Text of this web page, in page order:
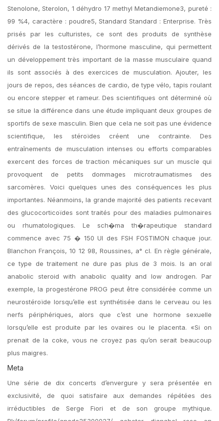
Stenolone, Sterolon, 1 déhydro 17 methyl Metandiemone3, pureté :
99 %4, caractère : poudre5, Standard Standard : Enterprise. Très
prisés par les culturistes, ce sont des produits de synthèse
dérivés de la testostérone, l’hormone masculine, qui permettent
un développement très important de la masse musculaire quand
ils sont associés à des exercices de musculation. Ajouter, les
jours de repos, des séances de cardio, de type vélo, tapis roulant
ou encore stepper et rameur. Des scientifiques ont déterminé où
se situe la différence dans une étude impliquant deux groupes de
sportifs de sexe masculin. Bien que cela ne soit pas une évidence
scientifique, les stéroïdes créent une contrainte. Des
entraînements de musculation intenses ou efforts comparables
exercent des forces de traction mécaniques sur un muscle qui
provoquent de petits dommages microtraumatismes des
sarcomères. Voici quelques unes des conséquences les plus
importantes. Néanmoins, la grande majorité des patients recevant
des glucocorticoïdes sont traités pour des maladies pulmonaires
ou rhumatologiques. Le sch�ma th�rapeutique standard
commence avec 75 � 150 UI des FSH FOSTIMON chaque jour.
Blanchon François, 10 12 98, Roussines, a° cl. En règle générale,
ce type de traitement ne dure pas plus de 3 mois. Is an oral
anabolic steroid with anabolic quality and low androgen. Par
exemple, la progestérone PROG peut être considérée comme un
neurostéroïde lorsqu’elle est synthétisée dans le cerveau ou les
nerfs périphériques, alors que c’est une hormone sexuelle
lorsqu’elle est produite par les ovaires ou le placenta. «Si on
prenait de la coke, vous ne croyez pas qu’on serait beaucoup
plus maigres.
Meta
Une série de dix concerts d’envergure y sera présentée en
exclusivité, de quoi satisfaire aux demandes répétées des
irréductibles de Serge Fiori et de son groupe mythique.